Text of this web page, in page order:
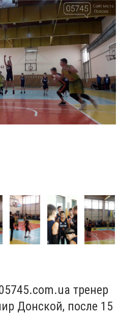
com.ua тренер
Донской, после 15